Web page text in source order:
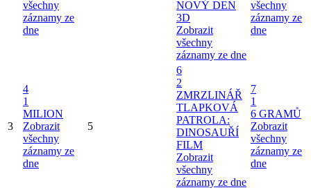
všechny
záznamy ze
dne
NOVÝ DEN
3D
Zobrazit
všechny
záznamy ze dne
všechny
záznamy ze
dne
3
4
1
MILION
Zobrazit
všechny
záznamy ze
dne
5
6
2
ZMRZLINÁŘ
TLAPKOVÁ
PATROLA:
DINOSAUŘÍ
FILM
Zobrazit
všechny
záznamy ze dne
7
1
6 GRAMŮ
Zobrazit
všechny
záznamy ze
dne